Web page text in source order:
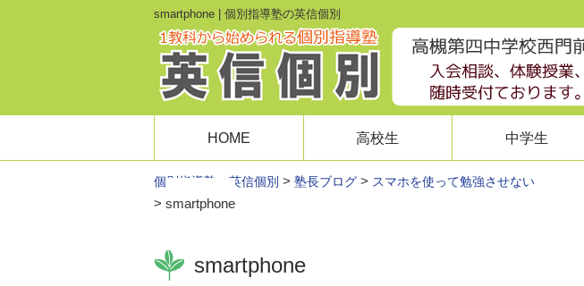
smartphone | 個別指導塾の英信個別
HOME 高校生 中学生
個別指導塾の英信個別 > 塾長ブログ > スマホを使って勉強させない
> smartphone
smartphone